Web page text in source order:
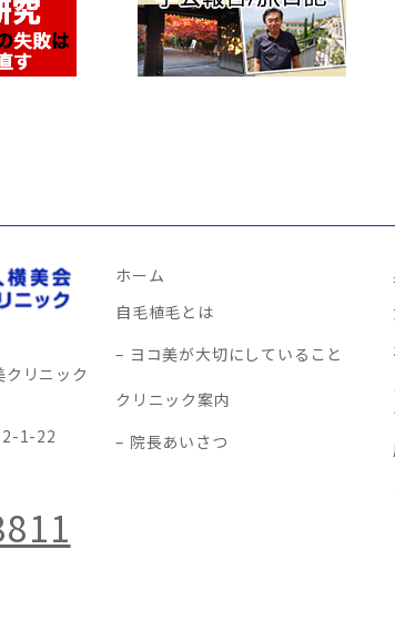
リニック
2-1-22
ホーム
自毛植毛とは
ヨコ美が大切にしていること
クリニック案内
院長あいさつ